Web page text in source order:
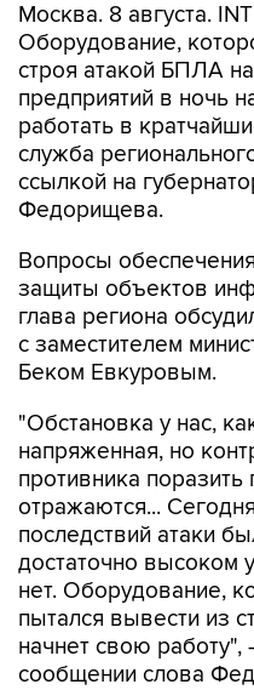
Москва. 8 августа.
Оборудование,
строя атакой БПЛА
предприятий в ночь
работать в
служба
ссылкой на
Федорищева.
Вопросы
защиты объектов
глава региона
с заместителем
Беком Евкуровым.
"Обстановка у нас,
напряженная, но
противника
отражаются...
последствий атаки
достаточно высоком
нет. Оборудование,
пытался вывести из
начнет свою работу",
сообщении слова